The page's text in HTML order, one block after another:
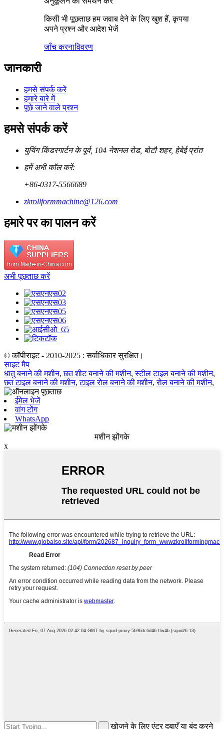
किसी भी पूछताछ हम जवाब देने के लिए खुश हैं, कृपया
अपने प्रश्न और आदेश भेजें
जाँच करनाविवरण
जानकारी
हमसे संपर्क करें
हमारे बारे में
पूछे जाने वाले प्रश्न
हमसे संपर्क करें
युयिंग किंडरगार्टन के पूर्व, 104 नेशनल रोड, बोटौ शहर, हेबेई प्रांत
हमें अभी कॉल करें:
+86-0317-5566689
zkrollformmachine@126.com
हमारे पर का पालन करें
अभी पूछताछ करें
© कॉपीराइट - 2010-2025 : सर्वाधिकार सुरक्षित।
साइट मैप
धातु बनाने की मशीन,छत शीट बनाने की मशीन,स्टील टाइल बनाने की मशीन,
छत टाइल बनाने की मशीन,टाइल रोल बनाने की मशीन,रोल बनाने की मशीन,
ईमेल भेजें
वांग टोंग
WhatsApp
मशीन झोंगके
x
खोजने के लिए एंटर दबाएँ या बंद करने